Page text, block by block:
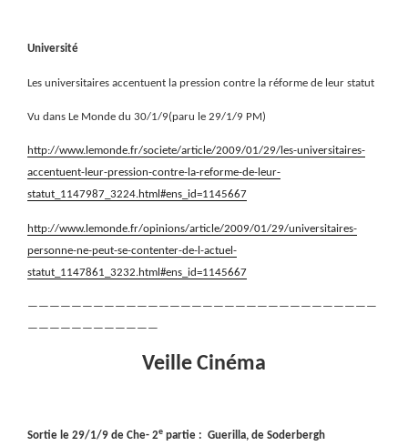
Université
Les universitaires accentuent la pression contre la réforme de leur statut
Vu dans Le Monde du 30/1/9(paru le 29/1/9 PM)
http://www.lemonde.fr/societe/article/2009/01/29/les-universitaires-
accentuent-leur-pression-contre-la-reforme-de-leur-
statut_1147987_3224.html#ens_id=1145667
http://www.lemonde.fr/opinions/article/2009/01/29/universitaires-
personne-ne-peut-se-contenter-de-l-actuel-
statut_1147861_3232.html#ens_id=1145667
————————————————————————————————
————————————
Veille Cinéma
Sortie le 29/1/9 de Che- 2e partie : Guerilla, de Soderbergh